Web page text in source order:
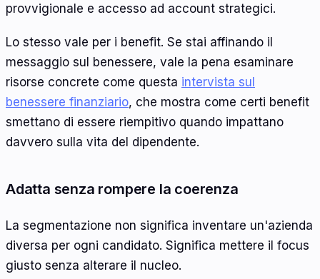
provvigionale e accesso ad account strategici.
Lo stesso vale per i benefit. Se stai affinando il
messaggio sul benessere, vale la pena esaminare
risorse concrete come questa intervista sul
benessere finanziario, che mostra come certi benefit
smettano di essere riempitivo quando impattano
davvero sulla vita del dipendente.
Adatta senza rompere la coerenza
La segmentazione non significa inventare un'azienda
diversa per ogni candidato. Significa mettere il focus
giusto senza alterare il nucleo.